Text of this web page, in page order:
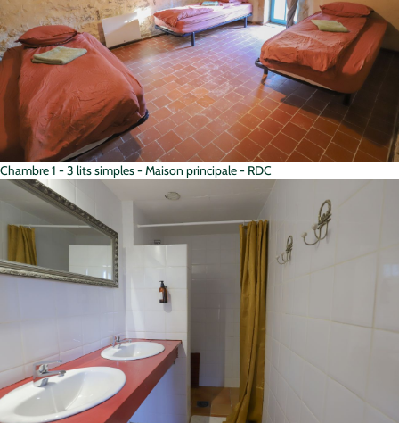
Chambre 1 - 3 lits simples - Maison principale - RDC